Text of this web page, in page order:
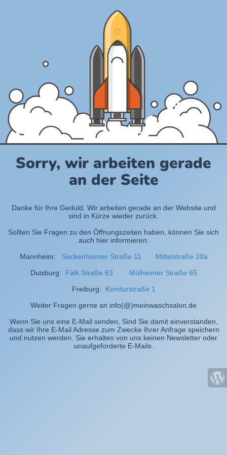
Sorry, wir arbeiten gerade
an der Seite
Danke für Ihre Geduld. Wir arbeiten gerade an der Website und
sind in Kürze wieder zurück.
Sollten Sie Fragen zu den Öffnungszeiten haben, können Sie sich
auch hier informieren.
Mannheim: Seckenheimer Straße 11
Mittelstraße 28a
Duisburg: Falk Straße 63
Mülheimer Straße 65
Freiburg:
Komturstraße 1
Weiter Fragen gerne an info(@)meinwaschsalon.de
Wenn Sie uns eine E-Mail senden, Sind Sie damit einverstanden,
dass wir Ihre E-Mail Adresse zum Zwecke Ihrer Anfrage speichern
und nutzen werden. Sie erhalten von uns keinen Newsletter oder
unaufgeforderte E-Mails.